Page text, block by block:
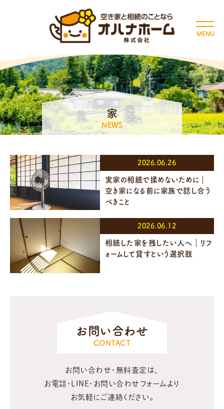
MENU
家
NEWS
2026.06.26
実家の相続で揉めないために｜
空き家になる前に家族で話し合う
べきこと
2026.06.12
相続した家を残したい人へ｜リフ
ォームして貸すという選択肢
お問い合わせ
CONTACT
お問い合わせ・無料査定は、
お電話・LINE・お問い合わせフォームより
お気軽にご連絡ください。